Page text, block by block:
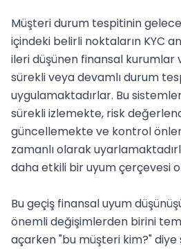
Müşteri durum tespitinin
içindeki belirli noktaların KYC
ileri düşünen finansal
sürekli veya devamlı durum
uygulamaktadırlar. Bu
sürekli izlemekte, risk
güncellemekte ve kontrol
zamanlı olarak
daha etkili bir uyum çerçevesi
Bu geçiş finansal uyum
önemli değişimlerden birini
açarken "bu müşteri kim?"